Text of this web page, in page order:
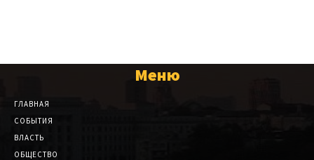
Меню
ГЛАВНАЯ
СОБЫТИЯ
ВЛАСТЬ
ОБЩЕСТВО